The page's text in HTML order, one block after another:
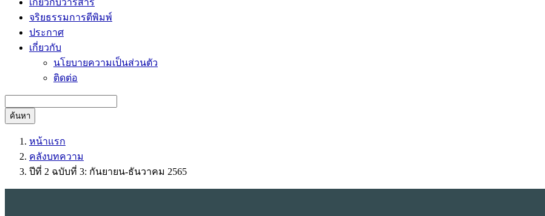
เกี่ยวกับวารสาร
จริยธรรมการตีพิมพ์
ประกาศ
เกี่ยวกับ
นโยบายความเป็นส่วนตัว
ติดต่อ
ค้นหา
หน้าแรก
คลังบทความ
ปีที่ 2 ฉบับที่ 3: กันยายน-ธันวาคม 2565